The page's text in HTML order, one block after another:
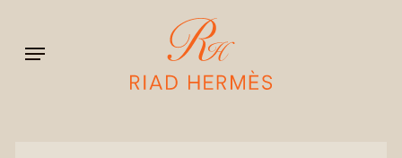
main
content
Menu